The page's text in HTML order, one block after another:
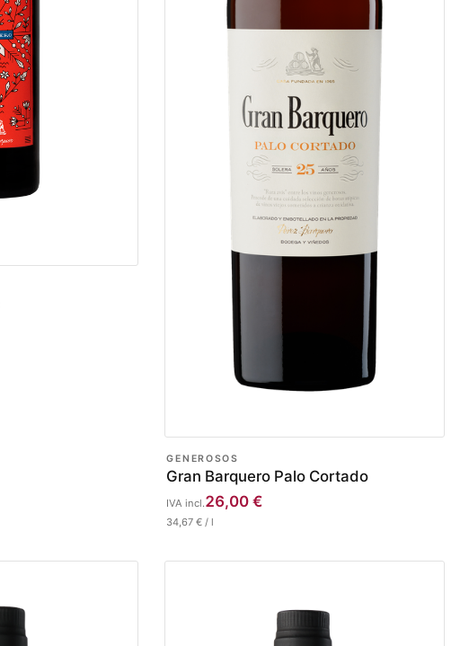
GENEROSOS
Gran Barquero Palo Cortado
26,00 €
IVA incl.
34,67 € / l